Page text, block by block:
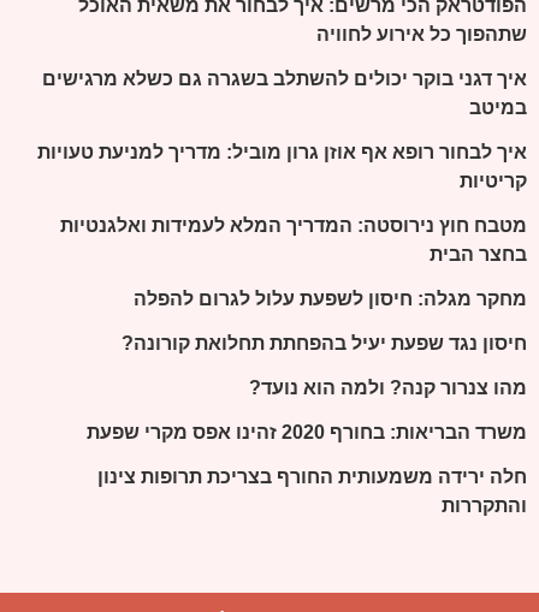
הפודטראק הכי מרשים: איך לבחור את משאית האוכל
שתהפוך כל אירוע לחוויה
איך דגני בוקר יכולים להשתלב בשגרה גם כשלא מרגישים
במיטב
איך לבחור רופא אף אוזן גרון מוביל: מדריך למניעת טעויות
קריטיות
מטבח חוץ נירוסטה: המדריך המלא לעמידות ואלגנטיות
בחצר הבית
מחקר מגלה: חיסון לשפעת עלול לגרום להפלה
חיסון נגד שפעת יעיל בהפחתת תחלואת קורונה?
מהו צנרור קנה? ולמה הוא נועד?
משרד הבריאות: בחורף 2020 זהינו אפס מקרי שפעת
חלה ירידה משמעותית החורף בצריכת תרופות צינון
והתקררות